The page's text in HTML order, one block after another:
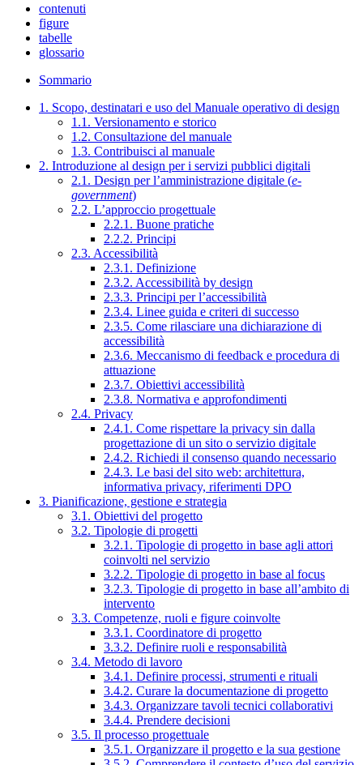
contenuti
figure
tabelle
glossario
Sommario
1. Scopo, destinatari e uso del Manuale operativo di design
1.1. Versionamento e storico
1.2. Consultazione del manuale
1.3. Contribuisci al manuale
2. Introduzione al design per i servizi pubblici digitali
2.1. Design per l’amministrazione digitale (e-
government)
2.2. L’approccio progettuale
2.2.1. Buone pratiche
2.2.2. Principi
2.3. Accessibilità
2.3.1. Definizione
2.3.2. Accessibilità by design
2.3.3. Principi per l’accessibilità
2.3.4. Linee guida e criteri di successo
2.3.5. Come rilasciare una dichiarazione di
accessibilità
2.3.6. Meccanismo di feedback e procedura di
attuazione
2.3.7. Obiettivi accessibilità
2.3.8. Normativa e approfondimenti
2.4. Privacy
2.4.1. Come rispettare la privacy sin dalla
progettazione di un sito o servizio digitale
2.4.2. Richiedi il consenso quando necessario
2.4.3. Le basi del sito web: architettura,
informativa privacy, riferimenti DPO
3. Pianificazione, gestione e strategia
3.1. Obiettivi del progetto
3.2. Tipologie di progetti
3.2.1. Tipologie di progetto in base agli attori
coinvolti nel servizio
3.2.2. Tipologie di progetto in base al focus
3.2.3. Tipologie di progetto in base all’ambito di
intervento
3.3. Competenze, ruoli e figure coinvolte
3.3.1. Coordinatore di progetto
3.3.2. Definire ruoli e responsabilità
3.4. Metodo di lavoro
3.4.1. Definire processi, strumenti e rituali
3.4.2. Curare la documentazione di progetto
3.4.3. Organizzare tavoli tecnici collaborativi
3.4.4. Prendere decisioni
3.5. Il processo progettuale
3.5.1. Organizzare il progetto e la sua gestione